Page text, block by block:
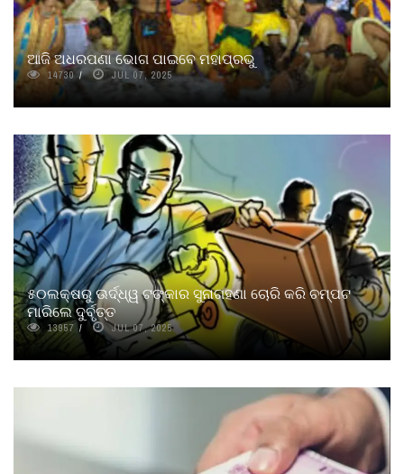
ଆଜି ଅଧରପଣା ଭୋଗ ପାଇବେ ମହାପ୍ରଭୁ
14730 JUL 07, 2025
୫୦ଲକ୍ଷରୁ ଊର୍ଦ୍ଧ୍ୱ ଟଙ୍କାର ସୁନାଗହଣା ଚୋରି କରି ଚମ୍ପଟ
ମାରିଲେ ଦୁର୍ବୃତ୍ତ
13957 JUL 07, 2025